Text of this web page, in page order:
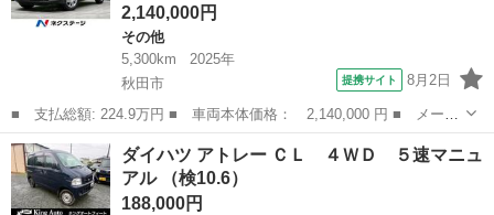
2,140,000円
その他
5,300km
2025年
秋田市
提携サイト 8月2日
■ 支払総額: 224.9万円 ■ 車両本体価格： 2,140,000 円 ■ メーカ
ー名： ダイハツ ■ 車種名： ロッキー ■ グレード名： Ｌ 禁
煙車 衝突軽減 寒冷地仕様 ナビ バックカメラ ＥＴＣ コーナ
ーセンサ...
秋田 秋田市 その他
ダイハツ アトレー ＣＬ ４ＷＤ ５速マニュ
アル （検10.6）
188,000円